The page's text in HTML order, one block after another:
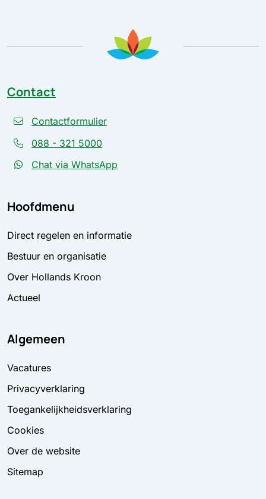
Contact
Contactformulier
088 - 321 5000
Chat via WhatsApp
Hoofdmenu
Direct regelen en informatie
Bestuur en organisatie
Over Hollands Kroon
Actueel
Algemeen
Vacatures
Privacyverklaring
Toegankelijkheidsverklaring
Cookies
Over de website
Sitemap